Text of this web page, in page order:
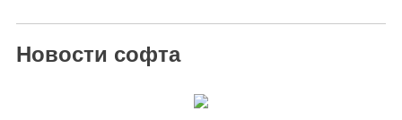
Новости софта